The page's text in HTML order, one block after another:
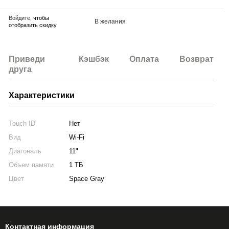
Войдите , чтобы
отобразить скидку
В желания
Приведи
друга
Кэшбэк Оплата Возврат
Характеристики
Touch ID
Нет
Вид
Wi-Fi
Диагональ
11"
Объем памяти
1 ТБ
Цвет
Space Gray
Контактная информация